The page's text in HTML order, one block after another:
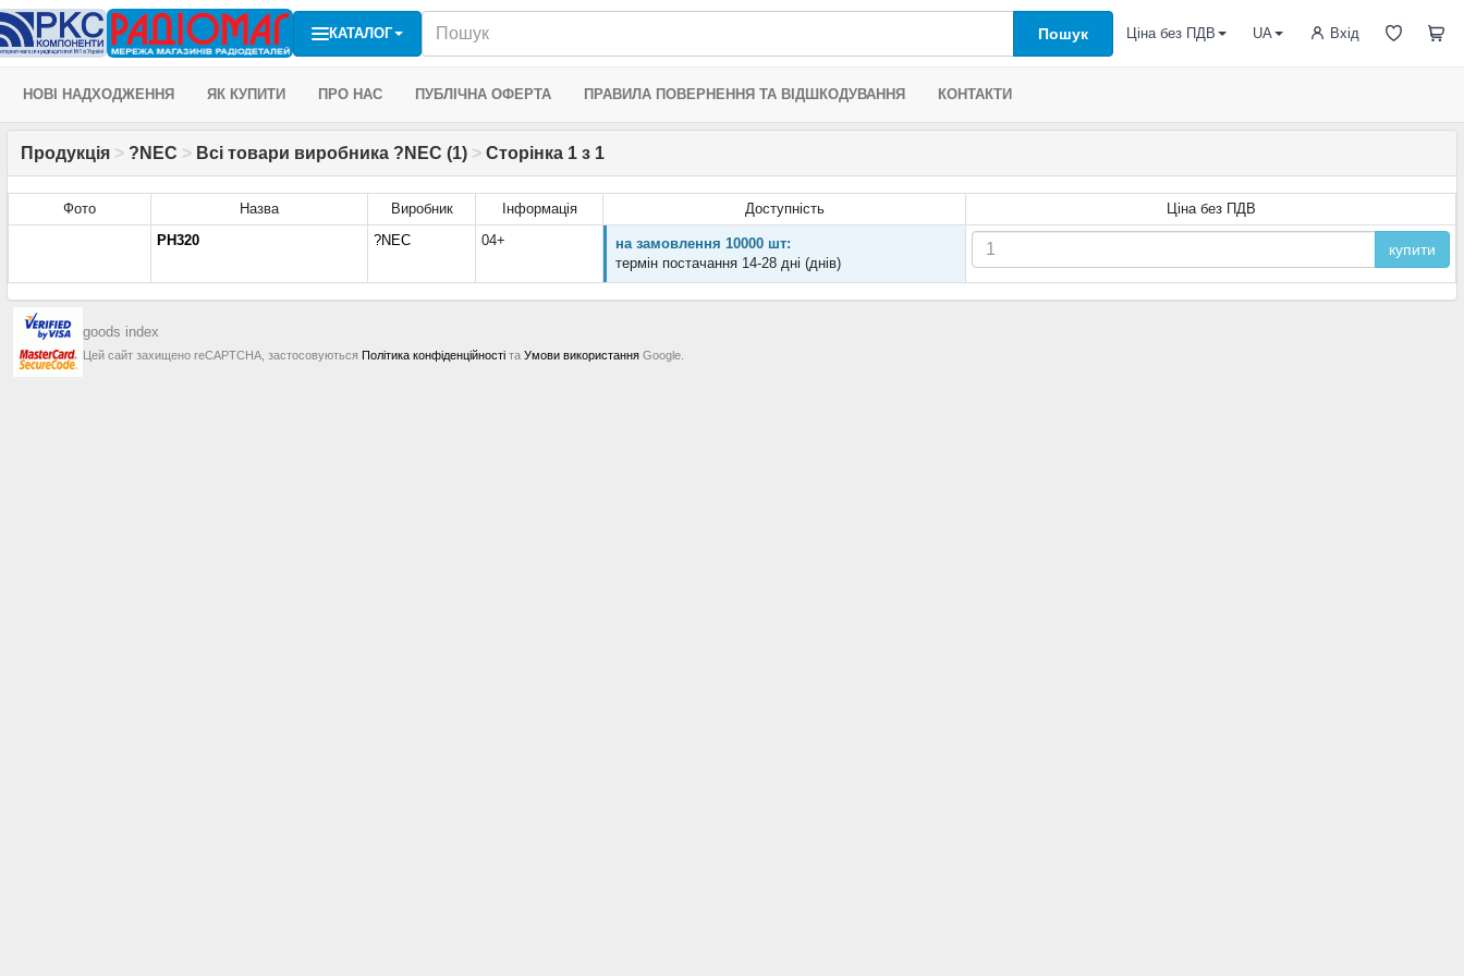
КАТАЛОГ Пошук Вхід
Ціна без ПДВ UA
НОВІ НАДХОДЖЕННЯ ЯК КУПИТИ ПРО НАС ПУБЛІЧНА ОФЕРТА ПРАВИЛА ПОВЕРНЕННЯ ТА ВІДШКОДУВАННЯ КОНТАКТИ
Продукція > ?NEC > Всі товари виробника ?NEC (1) > Сторінка 1 з 1
Фото Назва Виробник Інформація Доступність
Ціна без ПДВ
PH320
?NEC 04+
на замовлення 10000 шт:
термін постачання 14-28 дні (днів)
купити
goods index
Цей сайт захищено reCAPTCHA, застосовуються Політика конфіденційності та Умови використання Google.